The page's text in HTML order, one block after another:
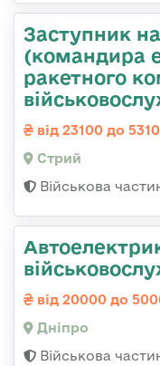
Заступник
(командира
ракетного
від 23100 до
Стрий
Військова
від 20000 до
Дніпро
Військова